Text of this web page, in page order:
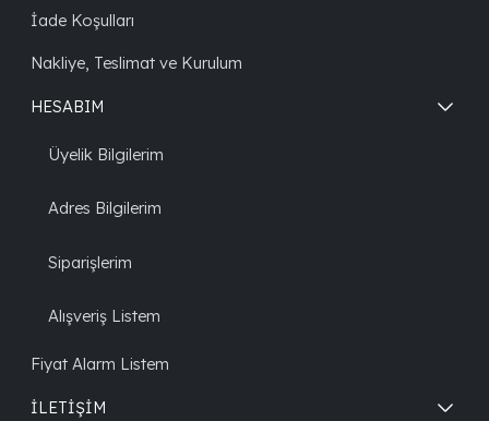
İade Koşulları
Nakliye, Teslimat ve Kurulum
HESABIM
Üyelik Bilgilerim
Adres Bilgilerim
Siparişlerim
Alışveriş Listem
Fiyat Alarm Listem
İLETİŞİM